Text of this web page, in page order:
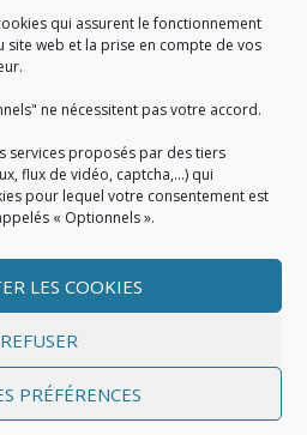
qui assurent le fonctionnement
web et la prise en compte de vos
ne nécessitent pas votre accord.
services proposés par des tiers
flux de vidéo, captcha,...) qui
pour lequel votre consentement est
« Optionnels ».
LES COOKIES
REFUSER
PRÉFÉRENCES
de cookies